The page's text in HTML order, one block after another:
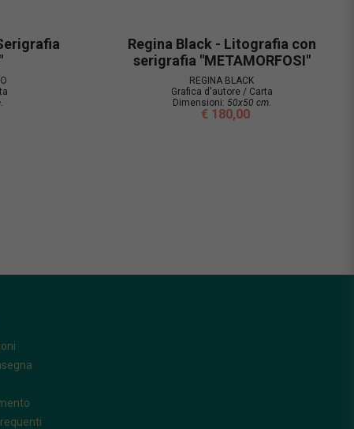
Regina Black - Litografia con
serigrafia "METAMORFOSI"
REGINA BLACK
Grafica d'autore / Carta
Dimensioni: 50x50 cm.
€ 180,00